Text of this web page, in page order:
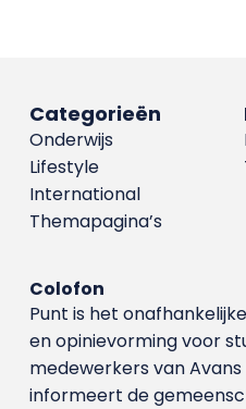
Categorieën
Onderwijs
Lifestyle
International
Themapagina’s
Colofon
Punt is het
en opinievorming voor
medewerkers van Avans
informeert de